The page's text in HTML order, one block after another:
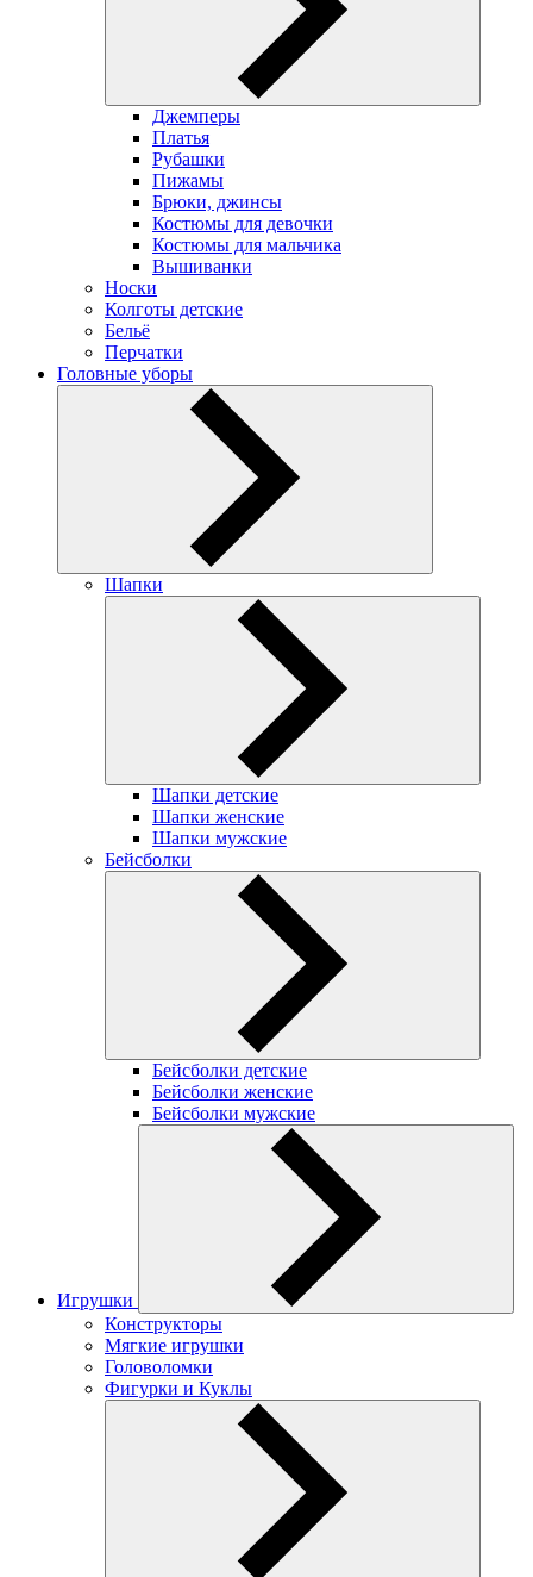
Джемперы
Платья
Рубашки
Пижамы
Брюки, джинсы
Костюмы для девочки
Костюмы для мальчика
Вышиванки
Носки
Колготы детские
Бельё
Перчатки
Головные уборы
Шапки
Шапки детские
Шапки женские
Шапки мужские
Бейсболки
Бейсболки детские
Бейсболки женские
Бейсболки мужские
Игрушки
Конструкторы
Мягкие игрушки
Головоломки
Фигурки и Куклы